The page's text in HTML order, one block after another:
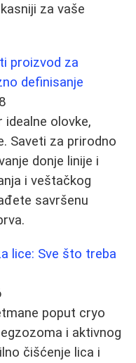
za vaše
proizvod za
definisanje
idealne olovke,
Saveti za prirodno
donje linije i
i veštačkog
savršenu
lice: Sve što treba
poput cryo
i aktivnog
čišćenje lica i